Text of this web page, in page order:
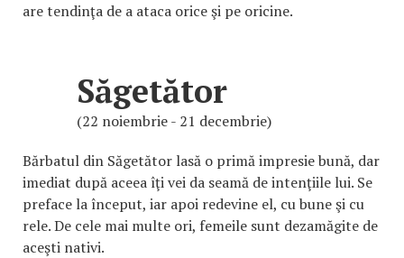
are tendinţa de a ataca orice şi pe oricine.
Săgetător
(22 noiembrie - 21 decembrie)
Bărbatul din Săgetător lasă o primă impresie bună, dar
imediat după aceea îţi vei da seamă de intenţiile lui. Se
preface la început, iar apoi redevine el, cu bune şi cu
rele. De cele mai multe ori, femeile sunt dezamăgite de
aceşti nativi.